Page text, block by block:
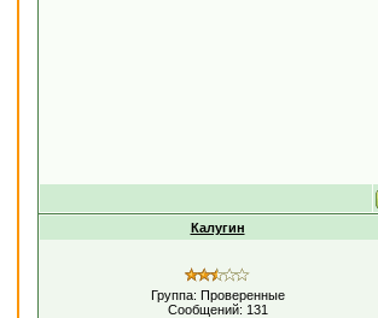
Калугин
Группа: Проверенные
Сообщений: 131